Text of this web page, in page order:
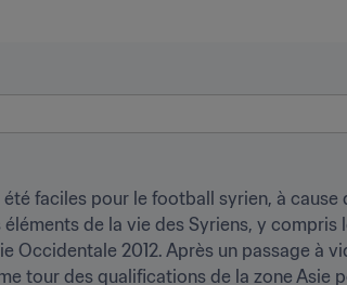
faciles pour le football syrien, à
de la vie des Syriens, y
Occidentale 2012. Après un passage à
tour des qualifications de la zone Asie